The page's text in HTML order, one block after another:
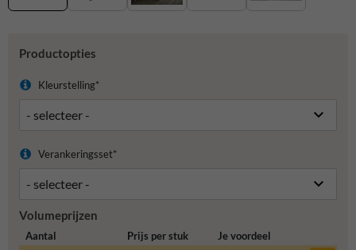
Productopties
Kleurstelling*
Verankeringsset*
Volumeprijzen
Aantal Prijs per stuk
Je voordeel